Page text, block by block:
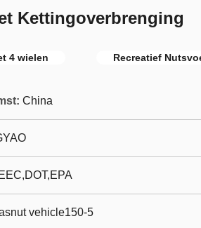
Kettingoverbrenging
4 wielen Recreatief
China
vehicle150-5